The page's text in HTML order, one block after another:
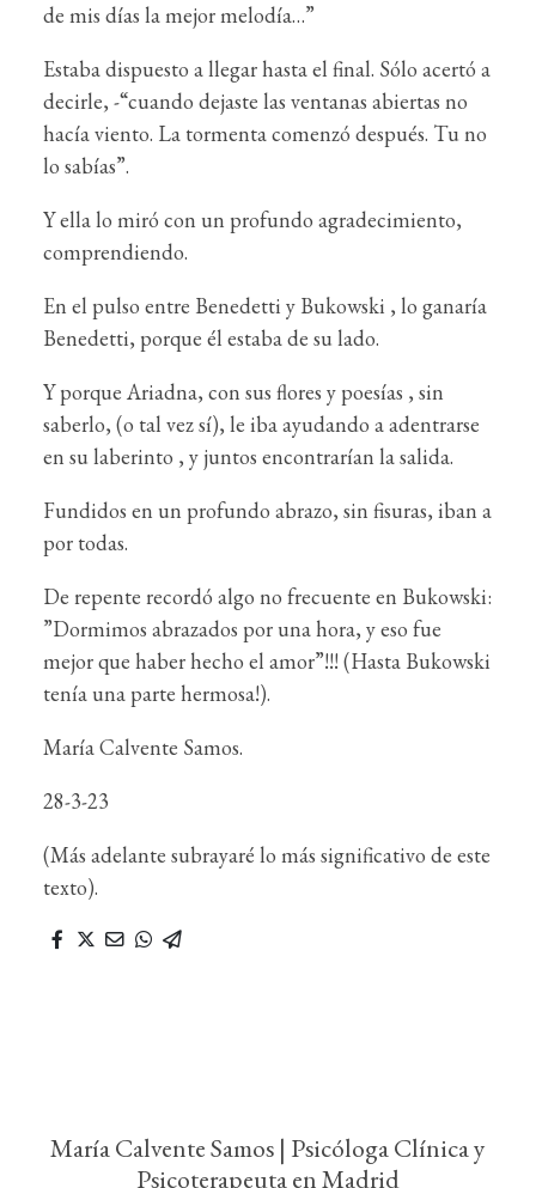
de mis días la mejor melodía…”
Estaba dispuesto a llegar hasta el final. Sólo acertó a
decirle, -“cuando dejaste las ventanas abiertas no
hacía viento. La tormenta comenzó después. Tu no
lo sabías”.
Y ella lo miró con un profundo agradecimiento,
comprendiendo.
En el pulso entre Benedetti y Bukowski , lo ganaría
Benedetti, porque él estaba de su lado.
Y porque Ariadna, con sus flores y poesías , sin
saberlo, (o tal vez sí), le iba ayudando a adentrarse
en su laberinto , y juntos encontrarían la salida.
Fundidos en un profundo abrazo, sin fisuras, iban a
por todas.
De repente recordó algo no frecuente en Bukowski:
”Dormimos abrazados por una hora, y eso fue
mejor que haber hecho el amor”!!! (Hasta Bukowski
tenía una parte hermosa!).
María Calvente Samos.
28-3-23
(Más adelante subrayaré lo más significativo de este
texto).
María Calvente Samos | Psicóloga Clínica y
Psicoterapeuta en Madrid